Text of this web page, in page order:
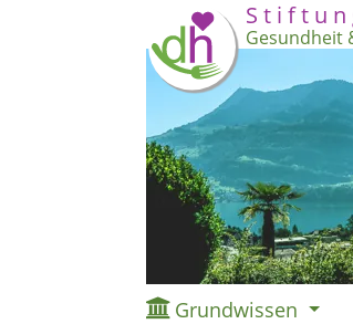
S t i f t u n
Gesundheit
Grundwissen